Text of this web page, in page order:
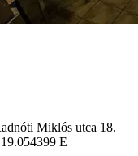
Miklós utca 18.
E